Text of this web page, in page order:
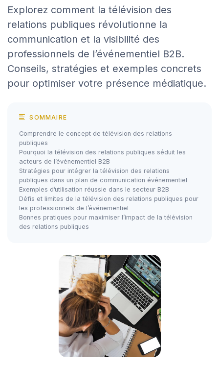
Explorez comment la télévision des
relations publiques révolutionne la
communication et la visibilité des
professionnels de l’événementiel B2B.
Conseils, stratégies et exemples concrets
pour optimiser votre présence médiatique.
SOMMAIRE
Comprendre le concept de télévision des relations
publiques
Pourquoi la télévision des relations publiques séduit les
acteurs de l’événementiel B2B
Stratégies pour intégrer la télévision des relations
publiques dans un plan de communication événementiel
Exemples d’utilisation réussie dans le secteur B2B
Défis et limites de la télévision des relations publiques pour
les professionnels de l’événementiel
Bonnes pratiques pour maximiser l’impact de la télévision
des relations publiques